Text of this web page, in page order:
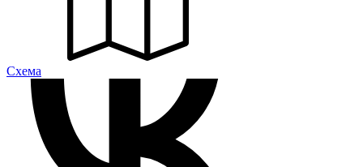
Cхема